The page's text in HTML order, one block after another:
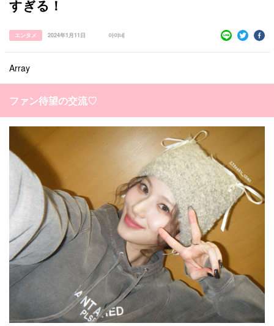
manimani について
カテゴリー一覧
タグ一覧
キュレーター一覧
運営会社
プライバシーポリシー
韓国 オルチャン 韓国コスメ 韓国トレンド
韓国旅行 韓国ファッション 韓国アイドル
k-pop コスメ ファッション
kpop トレンド 韓国メイク
オルチャンメイク twice 人気 アイドル
韓国ドラマ カフェ かわいい
すぎる！
エンタメ 2024年1月11日 아야네
Array
ファン待望の交流♡